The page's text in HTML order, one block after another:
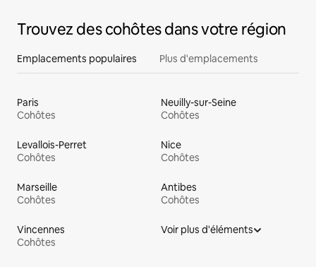
Trouvez des cohôtes dans votre région
Emplacements populaires Plus d'emplacements
Paris
Cohôtes
Neuilly-sur-Seine
Cohôtes
Levallois-Perret
Cohôtes
Nice
Cohôtes
Marseille
Cohôtes
Antibes
Cohôtes
Vincennes
Cohôtes
Voir plus d'éléments